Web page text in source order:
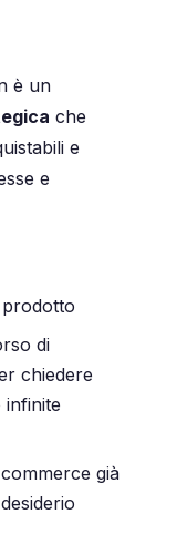
è un
che
e
e
di
chiedere
già